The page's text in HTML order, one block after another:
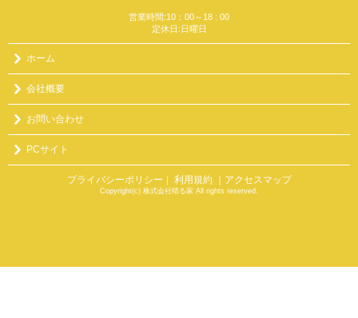
営業時間:10：00～18 : 00
定休日:日曜日
ホーム
会社概要
お問い合わせ
PCサイト
プライバシーポリシー ｜ 利用規約 ｜アクセスマップ
Copyright(c) 株式会社晴る家 All rights reserved.